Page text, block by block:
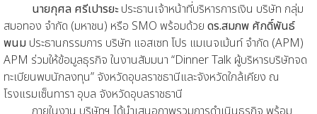
นายกุศล ศรีเปารยะประธานเจ้าหน้าที่บริหารการเงิน บริษัท กลุ่ม
สมอทอง จำกัด (มหาชน) หรือ SMO พร้อมด้วย ดร.สมภพ ศักดิ์พันธ์
พนม ประธานกรรมการ บริษัท แอสเซท โปร แมเนจเม้นท์ จำกัด (APM)
APM ร่วมให้ข้อมูลธุรกิจ ในงานสัมมนา “Dinner Talk ผู้บริหารบริษัทจด
ทะเบียนพบนักลงทุน” จังหวัดอุบลราชธานีและจังหวัดใกล้เคียง ณ
โรงแรมเซ็นทารา อุบล จังหวัดอุบลราชธานี